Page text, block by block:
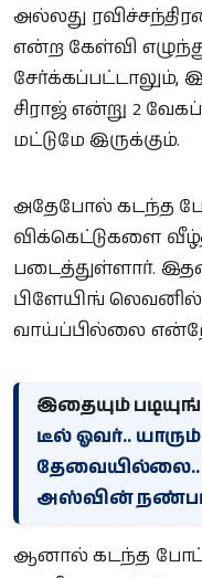
அல்லது
என்ற கேள்வி
சேர்க்கப்பட்டாலும்,
சிராஜ் என்று 2
மட்டுமே இருக்கும்.
அதேபோல் கடந்த
விக்கெட்டுகளை
படைத்துள்ளார்.
பிளேயிங்
வாய்ப்பில்லை என்றே
இதையும்
டீல் ஓவர்..
அஸ்வின்
ஆனால் கடந்த